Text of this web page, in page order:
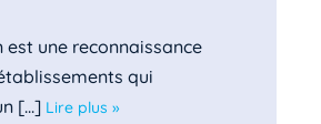
une reconnaissance
qui
[...] Lire plus »